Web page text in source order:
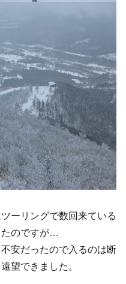
ーリングで数回来ている
たのですが…
安だったので入るのは断
望できました。